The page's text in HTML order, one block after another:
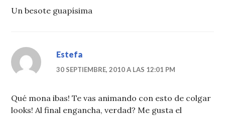
Un besote guapísima
Estefa
30 SEPTIEMBRE, 2010 A LAS 12:01 PM
Qué mona ibas! Te vas animando con esto de colgar
looks! Al final engancha, verdad? Me gusta el